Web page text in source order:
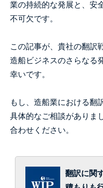
業の持続的な発展と、安
不可欠です。
この記事が、貴社の翻訳
造船ビジネスのさらなる
幸いです。
もし、造船業における翻
具体的なご相談がありま
合わせください。
翻訳に関